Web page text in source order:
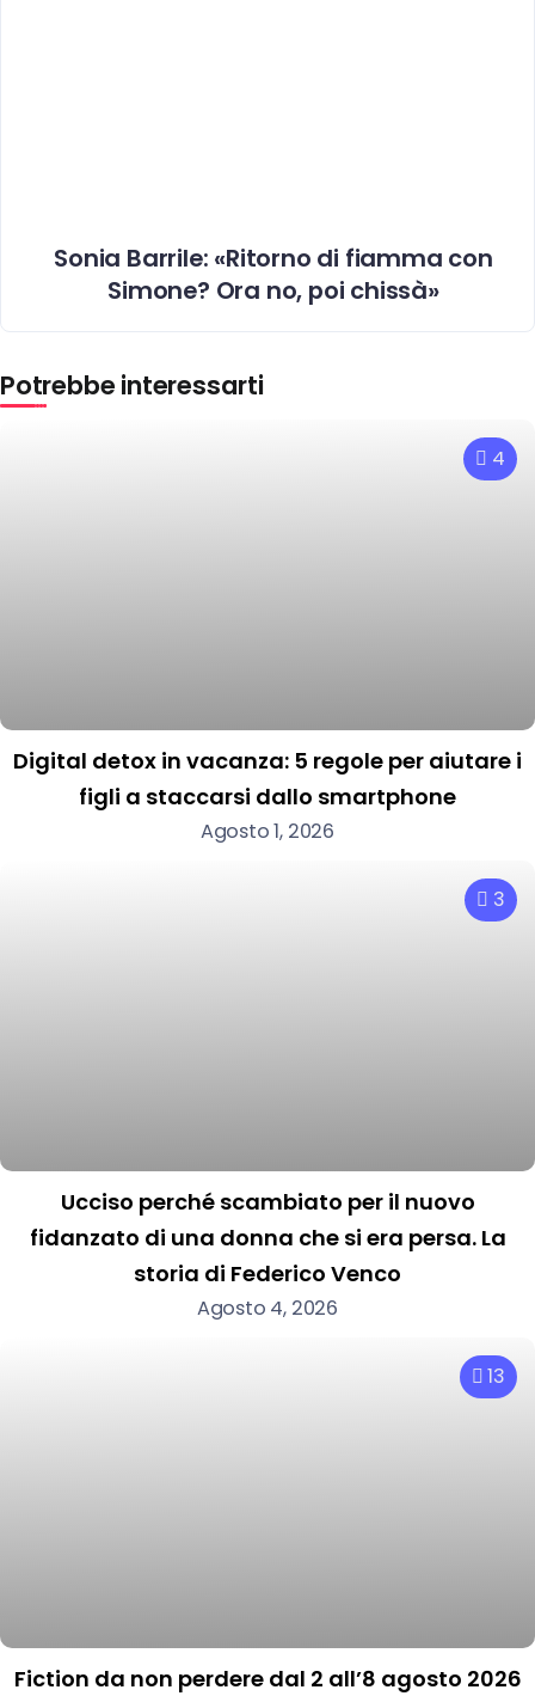
Sonia Barrile: «Ritorno di fiamma con
Simone? Ora no, poi chissà»
Potrebbe interessarti
4
Digital detox in vacanza: 5 regole per aiutare i
figli a staccarsi dallo smartphone
Agosto 1, 2026
3
Ucciso perché scambiato per il nuovo
fidanzato di una donna che si era persa. La
storia di Federico Venco
Agosto 4, 2026
13
Fiction da non perdere dal 2 all’8 agosto 2026